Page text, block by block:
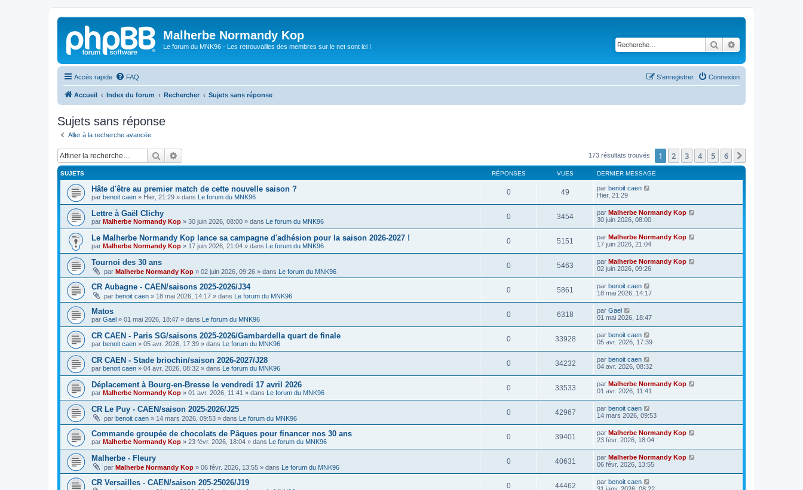
Malherbe Normandy Kop
Le forum du MNK96 - Les retrouvailles des membres sur le net sont ici ! Rechercher
Accès rapide FAQ Connexion
S’enregistrer
Accueil Index du forum Rechercher Sujets sans réponse
Sujets sans réponse
Aller à la recherche avancée
Rechercher 173 résultats trouvés 1 2 3 4 5 6
SUJETS RÉPONSES VUES DERNIER MESSAGE
Hâte d'être au premier match de cette nouvelle saison ?
par benoit caen » Hier, 21:29 » dans Le forum du MNK96
0 49 par benoit caen
Hier, 21:29
Lettre à Gaël Clichy
par Malherbe Normandy Kop » 30 juin 2026, 08:00 » dans Le forum du MNK96
0 3454 par Malherbe Normandy Kop
30 juin 2026, 08:00
Le Malherbe Normandy Kop lance sa campagne d'adhésion pour la saison 2026-2027 !
par Malherbe Normandy Kop » 17 juin 2026, 21:04 » dans Le forum du MNK96
0 5151 par Malherbe Normandy Kop
17 juin 2026, 21:04
Tournoi des 30 ans
par Malherbe Normandy Kop » 02 juin 2026, 09:26 » dans Le forum du MNK96
0 5463 par Malherbe Normandy Kop
02 juin 2026, 09:26
CR Aubagne - CAEN/saisons 2025-2026/J34
par benoit caen » 18 mai 2026, 14:17 » dans Le forum du MNK96
0 5861 par benoit caen
18 mai 2026, 14:17
Matos
par Gael » 01 mai 2026, 18:47 » dans Le forum du MNK96
0 6318 par Gael
01 mai 2026, 18:47
CR CAEN - Paris SG/saisons 2025-2026/Gambardella quart de finale
par benoit caen » 05 avr. 2026, 17:39 » dans Le forum du MNK96
0 33928 par benoit caen
05 avr. 2026, 17:39
CR CAEN - Stade briochin/saison 2026-2027/J28
par benoit caen » 04 avr. 2026, 08:32 » dans Le forum du MNK96
0 34232 par benoit caen
04 avr. 2026, 08:32
Déplacement à Bourg-en-Bresse le vendredi 17 avril 2026
par Malherbe Normandy Kop » 01 avr. 2026, 11:41 » dans Le forum du MNK96
0 33533 par Malherbe Normandy Kop
01 avr. 2026, 11:41
CR Le Puy - CAEN/saison 2025-2026/J25
par benoit caen » 14 mars 2026, 09:53 » dans Le forum du MNK96
0 42967 par benoit caen
14 mars 2026, 09:53
Commande groupée de chocolats de Pâques pour financer nos 30 ans
par Malherbe Normandy Kop » 23 févr. 2026, 18:04 » dans Le forum du MNK96
0 39401 par Malherbe Normandy Kop
23 févr. 2026, 18:04
Malherbe - Fleury
par Malherbe Normandy Kop » 06 févr. 2026, 13:55 » dans Le forum du MNK96
0 40631 par Malherbe Normandy Kop
06 févr. 2026, 13:55
CR Versailles - CAEN/saison 205-25026/J19 0 44462 par benoit caen